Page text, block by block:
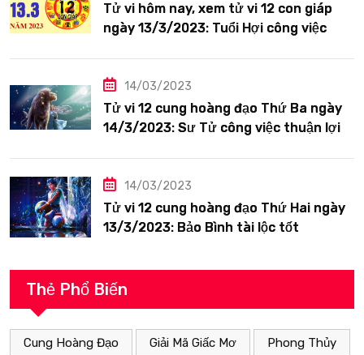
Tử vi hôm nay, xem tử vi 12 con giáp
ngày 13/3/2023: Tuổi Hợi công việc
14/03/2023
Tử vi 12 cung hoàng đạo Thứ Ba ngày
14/3/2023: Sư Tử công việc thuận lợi
14/03/2023
Tử vi 12 cung hoàng đạo Thứ Hai ngày
13/3/2023: Bảo Bình tài lộc tốt
Thẻ Phổ Biến
Cung Hoàng Đạo Giải Mã Giấc Mơ Phong Thủy